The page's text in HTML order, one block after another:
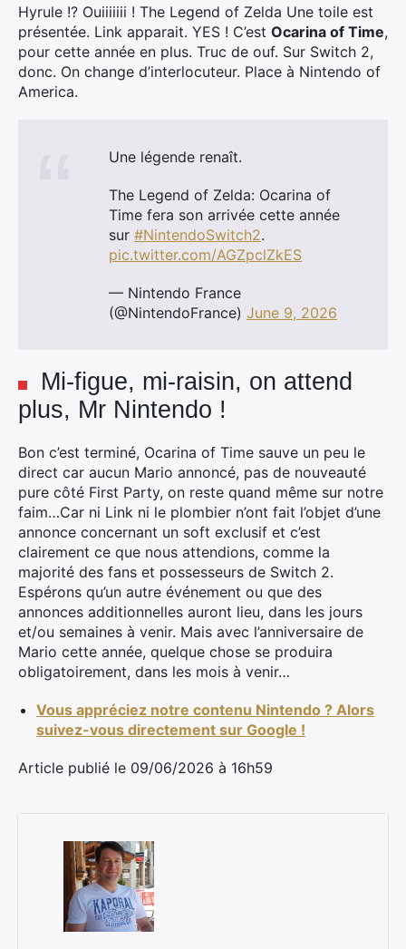
Hyrule !? Ouiiiiiii ! The Legend of Zelda Une toile est
présentée. Link apparait. YES ! C’est Ocarina of Time,
pour cette année en plus. Truc de ouf. Sur Switch 2,
donc. On change d’interlocuteur. Place à Nintendo of
America.
Une légende renaît.
The Legend of Zelda: Ocarina of
Time fera son arrivée cette année
sur #NintendoSwitch2.
pic.twitter.com/AGZpclZkES
— Nintendo France
(@NintendoFrance) June 9, 2026
Mi-figue, mi-raisin, on attend
plus, Mr Nintendo !
Bon c’est terminé, Ocarina of Time sauve un peu le
direct car aucun Mario annoncé, pas de nouveauté
pure côté First Party, on reste quand même sur notre
faim…Car ni Link ni le plombier n’ont fait l’objet d’une
annonce concernant un soft exclusif et c’est
clairement ce que nous attendions, comme la
majorité des fans et possesseurs de Switch 2.
Espérons qu’un autre événement ou que des
annonces additionnelles auront lieu, dans les jours
et/ou semaines à venir. Mais avec l’anniversaire de
Mario cette année, quelque chose se produira
obligatoirement, dans les mois à venir…
Vous appréciez notre contenu Nintendo ? Alors
suivez-vous directement sur Google !
Article publié le 09/06/2026 à 16h59
Rechercher
: